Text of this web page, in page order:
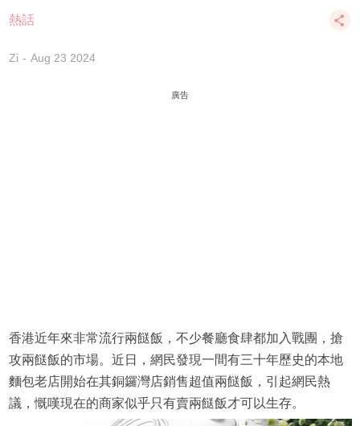
熱話
Zi Aug 23 2024
廣告
香港近年來非常流行兩餸飯，不少餐廳食肆都加入戰團，搶
攻兩餸飯的市場。近日，網民發現一間有三十年歷史的本地
麵包老店開始在其銅鑼灣店銷售超值兩餸飯，引起網民熱
議，慨嘆現在的商家似乎只有賣兩餸飯才可以生存。